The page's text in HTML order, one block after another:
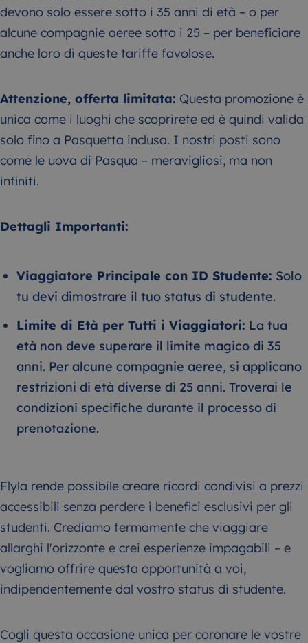
devono solo essere sotto i 35 anni di età – o per
alcune compagnie aeree sotto i 25 – per beneficiare
anche loro di queste tariffe favolose.
Attenzione, offerta limitata: Questa promozione è
unica come i luoghi che scoprirete ed è quindi valida
solo fino a Pasquetta inclusa. I nostri posti sono
come le uova di Pasqua – meravigliosi, ma non
infiniti.
Dettagli Importanti:
Viaggiatore Principale con ID Studente: Solo
tu devi dimostrare il tuo status di studente.
Limite di Età per Tutti i Viaggiatori: La tua
età non deve superare il limite magico di 35
anni. Per alcune compagnie aeree, si applicano
restrizioni di età diverse di 25 anni. Troverai le
condizioni specifiche durante il processo di
prenotazione.
Flyla rende possibile creare ricordi condivisi a prezzi
accessibili senza perdere i benefici esclusivi per gli
studenti. Crediamo fermamente che viaggiare
allarghi l'orizzonte e crei esperienze impagabili – e
vogliamo offrire questa opportunità a voi,
indipendentemente dal vostro status di studente.
Cogli questa occasione unica per coronare le vostre